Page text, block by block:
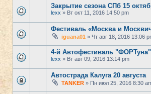
Закрытие сезона СПб 15
lexx » Вт окт 11, 2016 14:50 pm
Фестиваль «Москва и
iguana01 » Чт авг 18, 2016 13:06
4-й Автофестиваль
lexx » Вт авг 09, 2016 13:14 pm
Автострада Калуга 20 августа
TANKER » Пн июл 25, 2016 8:30